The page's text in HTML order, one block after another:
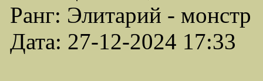
Ранг: Элитарий - монстр
Дата: 27-12-2024 17:33